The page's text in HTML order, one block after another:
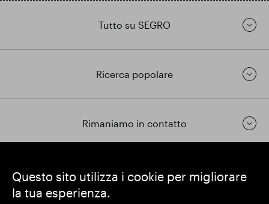
Questo sito utilizza i cookie per migliorare
la tua esperienza.
Tutto su SEGRO
Ricerca popolare
Rimaniamo in contatto
https://www.linkedin.com/
https://www.youtube.com/
https://twitter.com/
SEGRO plc